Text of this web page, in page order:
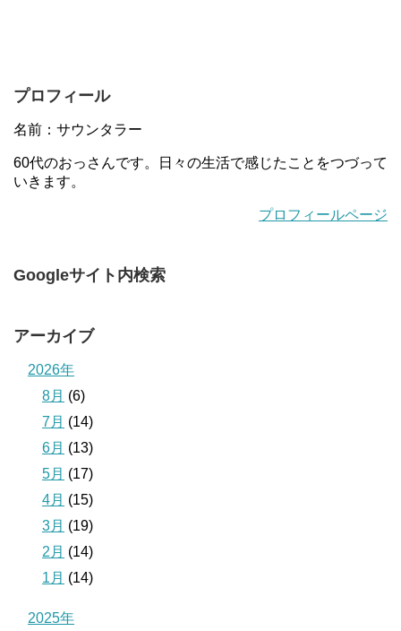
プロフィール
名前：サウンタラー
60代のおっさんです。日々の生活で感じたことをつづって
いきます。
プロフィールページ
Googleサイト内検索
アーカイブ
2026年
8月 (6)
7月 (14)
6月 (13)
5月 (17)
4月 (15)
3月 (19)
2月 (14)
1月 (14)
2025年